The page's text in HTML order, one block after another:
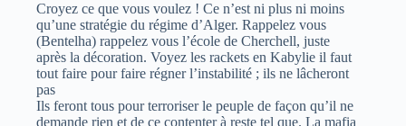
Croyez ce que vous voulez ! Ce n’est ni plus ni moins
qu’une stratégie du régime d’Alger. Rappelez vous
(Bentelha) rappelez vous l’école de Cherchell, juste
après la décoration. Voyez les rackets en Kabylie il faut
tout faire pour faire régner l’instabilité ; ils ne lâcheront
pas
Ils feront tous pour terroriser le peuple de façon qu’il ne
demande rien et de ce contenter à reste tel que. La mafia